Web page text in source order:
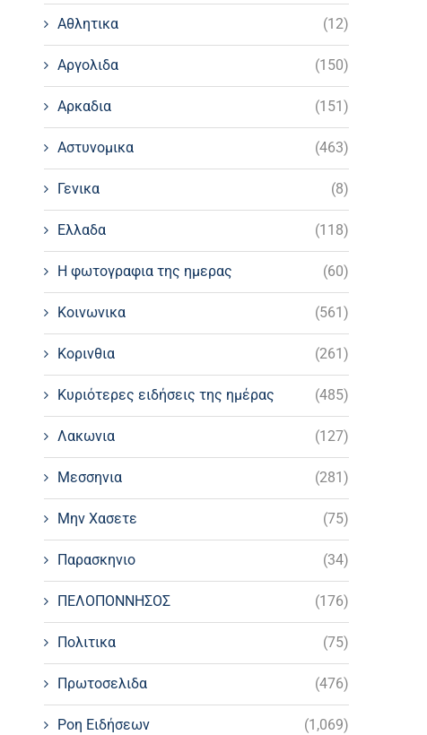
Αθλητικα (12)
Αργολιδα (150)
Αρκαδια (151)
Αστυνομικα (463)
Γενικα (8)
Ελλαδα (118)
Η φωτογραφια της ημερας (60)
Κοινωνικα (561)
Κορινθια (261)
Κυριότερες ειδήσεις της ημέρας (485)
Λακωνια (127)
Μεσσηνια (281)
Μην Χασετε (75)
Παρασκηνιο (34)
ΠΕΛΟΠΟΝΝΗΣΟΣ (176)
Πολιτικα (75)
Πρωτοσελιδα (476)
Ροη Ειδήσεων (1,069)